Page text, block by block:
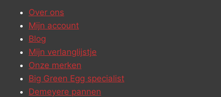
Over ons
Mijn account
Blog
Mijn verlanglijstje
Onze merken
Big Green Egg specialist
Demeyere pannen